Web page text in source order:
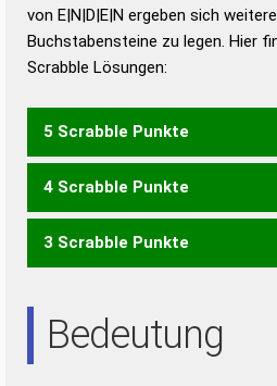
Duden –
Duden –
von E|N|D|E|N ergeben sich
Buchstabensteine zu legen. Hier
Scrabble Lösungen:
5 Scrabble Punkte
DENEN
4 Scrabble Punkte
DENN EDEN NEED
3 Scrabble Punkte
Bedeutung